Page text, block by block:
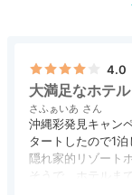
ホテル公式
ホテルスタ
広報の稲里さん
ホテルの人気
います。ペー
っても優しく
お手洗い、シャワ
トも、リラックス
くり座れそうなソ
一人旅プランでの
嬉しかったです。
のものならさらに
夜は簡単に済まし
自分一人、素敵
しながら美味し
4.0
大満足なホテル
さふぁいあ
沖縄彩発見キャン
タートしたので1泊
隠れ家的リゾート
そうで、ホテルま